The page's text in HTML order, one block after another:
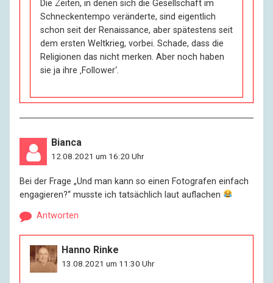
Die Zeiten, in denen sich die Gesellschaft im
Schneckentempo veränderte, sind eigentlich
schon seit der Renaissance, aber spätestens seit
dem ersten Weltkrieg, vorbei. Schade, dass die
Religionen das nicht merken. Aber noch haben
sie ja ihre ‚Follower‘.
Bianca
12.08.2021 um 16:20 Uhr
Bei der Frage „Und man kann so einen Fotografen einfach
engagieren?“ musste ich tatsächlich laut auflachen
Antworten
Hanno Rinke
13.08.2021 um 11:30 Uhr